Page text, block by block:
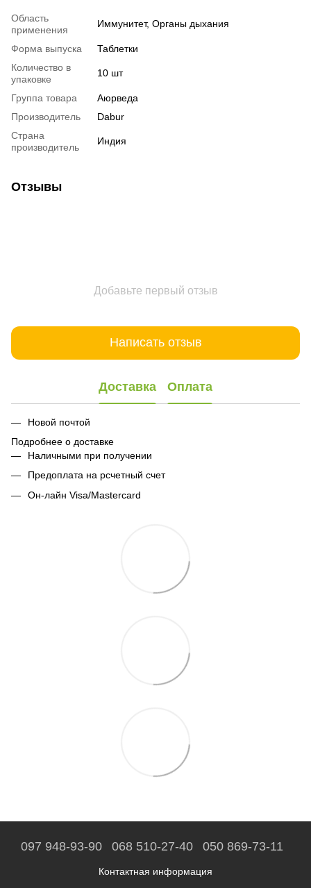
Область
применения
Иммунитет, Органы дыхания
Форма выпуска
Таблетки
Количество в
упаковке
10 шт
Группа товара
Аюрведа
Производитель
Dabur
Страна
производитель
Индия
Отзывы
Добавьте первый отзыв
Написать отзыв
Доставка Оплата
Новой почтой
Подробнее о доставке
Наличными при получении
Предоплата на рсчетный счет
Он-лайн Visa/Mastercard
097 948-93-90 068 510-27-40 050 869-73-11
Контактная информация